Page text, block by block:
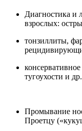
Диагностика и
взрослых:
тонзиллиты,
тугоухости и др.
Промывание
Проетцу